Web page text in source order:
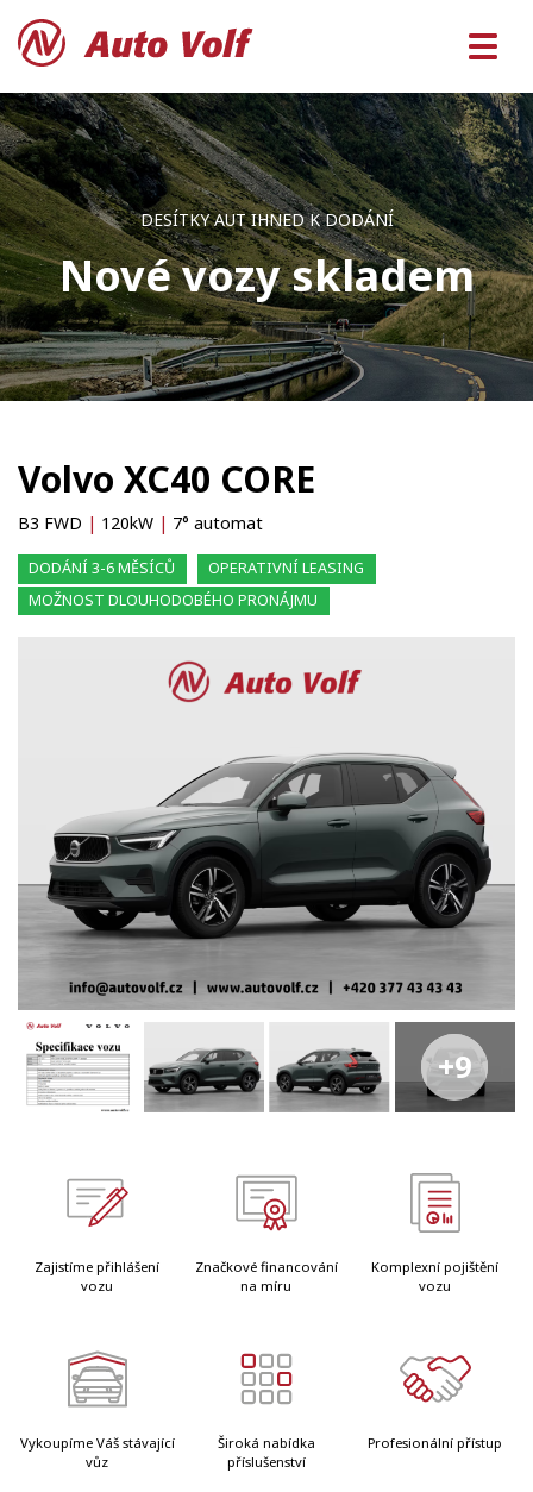
DESÍTKY AUT IHNED K DODÁNÍ
Nové vozy skladem
Volvo XC40 CORE
B3 FWD | 120kW | 7° automat
DODÁNÍ 3-6 MĚSÍCŮ
OPERATIVNÍ LEASING
MOŽNOST DLOUHODOBÉHO PRONÁJMU
+9
Zajistíme přihlášení
vozu
Značkové financování
na míru
Komplexní pojištění
vozu
Vykoupíme Váš stávající
vůz
Široká nabídka
příslušenství
Profesionální přístup